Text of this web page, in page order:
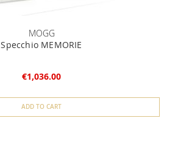
MOGG
Specchio MEMORIE
€1,036.00
ADD TO CART